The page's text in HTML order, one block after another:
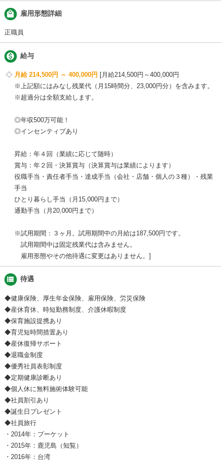
local_mall 雇用形態詳細
正職員
 給与
月給 214,500円 ～ 400,000円
月給214,500円～400,000円
※上記額にはみなし残業代（月15時間分、23,000円分）を含みます。
※超過分は全額支給します。
◎年収500万可能！
◎インセンティブあり
昇給：年４回（業績に応じて随時）
賞与：年２回・決算賞与（決算賞与は業績によります）
役職手当・責任者手当・達成手当（会社・店舗・個人の３種）・残業
手当
ひとり暮らし手当（月15,000円まで）
通勤手当（月20,000円まで）
※試用期間：３ヶ月。試用期間中の月給は187,500円です。
試用期間中は固定残業代は含みません。
雇用形態やその他待遇に変更はありません。
view_list 待遇
◆健康保険、厚生年金保険、雇用保険、労災保険
◆産休育休、時短勤務制度、介護休暇制度
◆保育施設提携あり
◆育児短時間措置あり
◆産休復帰サポート
◆退職金制度
◆優秀社員表彰制度
◆定期健康診断あり
◆個人休に無料施術体験可能
◆社員割引あり
◆誕生日プレゼント
◆社員旅行
・2014年：プーケット
・2015年：鹿児島（知覧）
・2016年：台湾